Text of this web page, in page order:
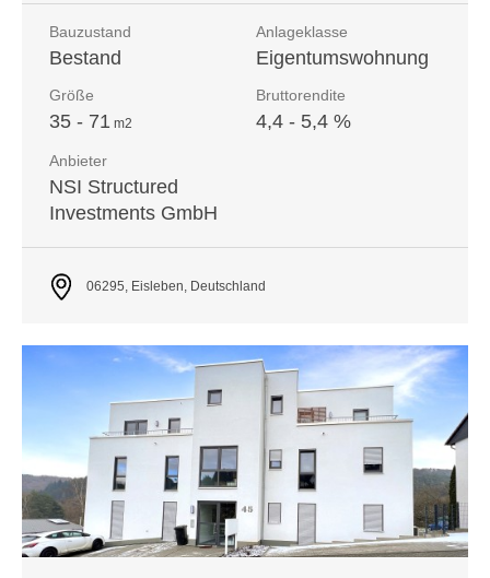
Bauzustand
Bestand
Anlageklasse
Eigentumswohnung
Größe
35 - 71 m2
Bruttorendite
4,4 - 5,4 %
Anbieter
NSI Structured
Investments GmbH
06295, Eisleben, Deutschland